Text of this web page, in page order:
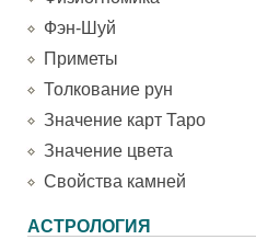
Фэн-Шуй
Приметы
Толкование рун
Значение карт Таро
Значение цвета
Свойства камней
АСТРОЛОГИЯ